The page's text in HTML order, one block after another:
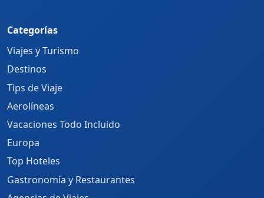
Categorías
Viajes y Turismo
Destinos
Tips de Viaje
Aerolíneas
Vacaciones Todo Incluido
Europa
Top Hoteles
Gastronomía y Restaurantes